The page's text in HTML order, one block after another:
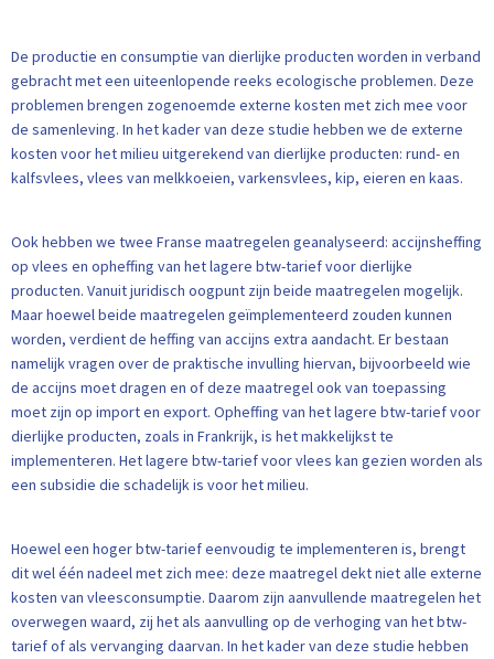
De productie en consumptie van dierlijke producten worden in verband
gebracht met een uiteenlopende reeks ecologische problemen. Deze
problemen brengen zogenoemde externe kosten met zich mee voor
de samenleving. In het kader van deze studie hebben we de externe
kosten voor het milieu uitgerekend van dierlijke producten: rund- en
kalfsvlees, vlees van melkkoeien, varkensvlees, kip, eieren en kaas.
Ook hebben we twee Franse maatregelen geanalyseerd: accijnsheffing
op vlees en opheffing van het lagere btw-tarief voor dierlijke
producten. Vanuit juridisch oogpunt zijn beide maatregelen mogelijk.
Maar hoewel beide maatregelen geïmplementeerd zouden kunnen
worden, verdient de heffing van accijns extra aandacht. Er bestaan
namelijk vragen over de praktische invulling hiervan, bijvoorbeeld wie
de accijns moet dragen en of deze maatregel ook van toepassing
moet zijn op import en export. Opheffing van het lagere btw-tarief voor
dierlijke producten, zoals in Frankrijk, is het makkelijkst te
implementeren. Het lagere btw-tarief voor vlees kan gezien worden als
een subsidie die schadelijk is voor het milieu.
Hoewel een hoger btw-tarief eenvoudig te implementeren is, brengt
dit wel één nadeel met zich mee: deze maatregel dekt niet alle externe
kosten van vleesconsumptie. Daarom zijn aanvullende maatregelen het
overwegen waard, zij het als aanvulling op de verhoging van het btw-
tarief of als vervanging daarvan. In het kader van deze studie hebben